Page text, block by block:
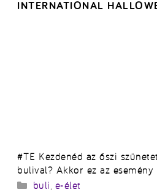
INTERNATIONAL
#TE Kezdenéd az őszi
bulival? Akkor ez az esemény
Kategória
buli e-élet